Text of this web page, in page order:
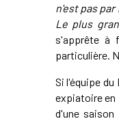
n'est pas
Le plus
s'apprête à
particulière.
Si l'équipe
expiatoire en
d'une saison